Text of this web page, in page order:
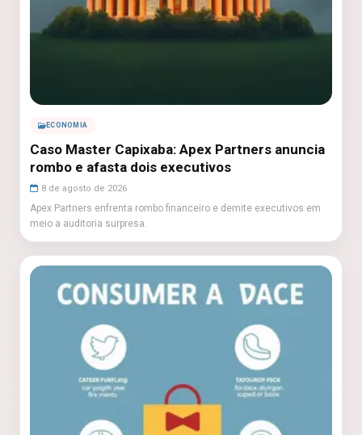
ECONOMIA
Caso Master Capixaba: Apex Partners anuncia
rombo e afasta dois executivos
8 de agosto de 2026
Apex Partners enfrenta rombo financeiro e demite executivos em
meio a auditoria surpresa.